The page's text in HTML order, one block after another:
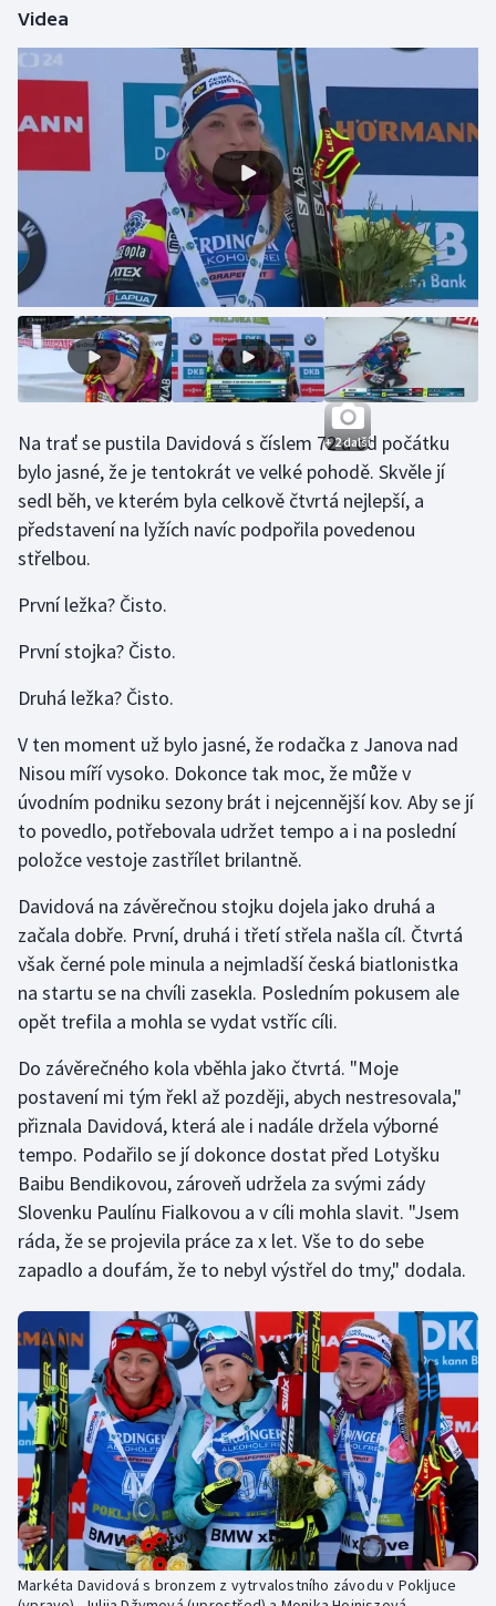
Lezení
Lyže a snowboard
Moderní pětiboj
Motorsport
Olympijské hry
Parasport
Plavání
Ragby
Rychlobruslení
Sportovní střelba
Triatlon
Veslování
Vodní slalom
Volejbal
Ostatní
Videa
+ 2 další
Na trať se pustila Davidová s číslem 72 a od počátku
bylo jasné, že je tentokrát ve velké pohodě. Skvěle jí
sedl běh, ve kterém byla celkově čtvrtá nejlepší, a
představení na lyžích navíc podpořila povedenou
střelbou.
První ležka? Čisto.
První stojka? Čisto.
Druhá ležka? Čisto.
V ten moment už bylo jasné, že rodačka z Janova nad
Nisou míří vysoko. Dokonce tak moc, že může v
úvodním podniku sezony brát i nejcennější kov. Aby se jí
to povedlo, potřebovala udržet tempo a i na poslední
položce vestoje zastřílet brilantně.
Davidová na závěrečnou stojku dojela jako druhá a
začala dobře. První, druhá i třetí střela našla cíl. Čtvrtá
však černé pole minula a nejmladší česká biatlonistka
na startu se na chvíli zasekla. Posledním pokusem ale
opět trefila a mohla se vydat vstříc cíli.
Do závěrečného kola vběhla jako čtvrtá. "Moje
postavení mi tým řekl až později, abych nestresovala,"
přiznala Davidová, která ale i nadále držela výborné
tempo. Podařilo se jí dokonce dostat před Lotyšku
Baibu Bendikovou, zároveň udržela za svými zády
Slovenku Paulínu Fialkovou a v cíli mohla slavit. "Jsem
ráda, že se projevila práce za x let. Vše to do sebe
zapadlo a doufám, že to nebyl výstřel do tmy," dodala.
Markéta Davidová s bronzem z vytrvalostního závodu v Pokljuce